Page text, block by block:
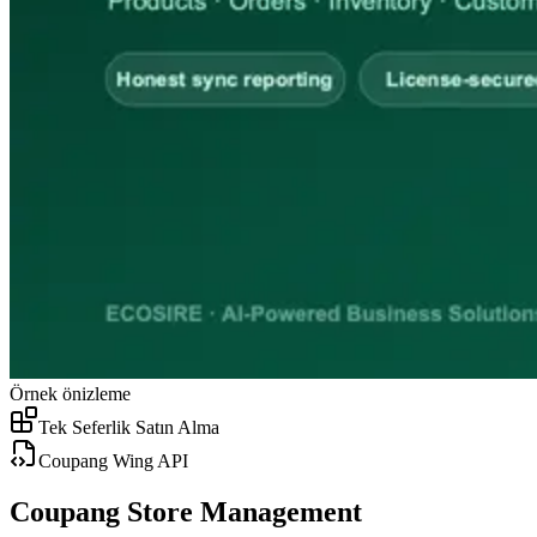
Örnek önizleme
Tek Seferlik Satın Alma
Coupang Wing API
Coupang Store Management